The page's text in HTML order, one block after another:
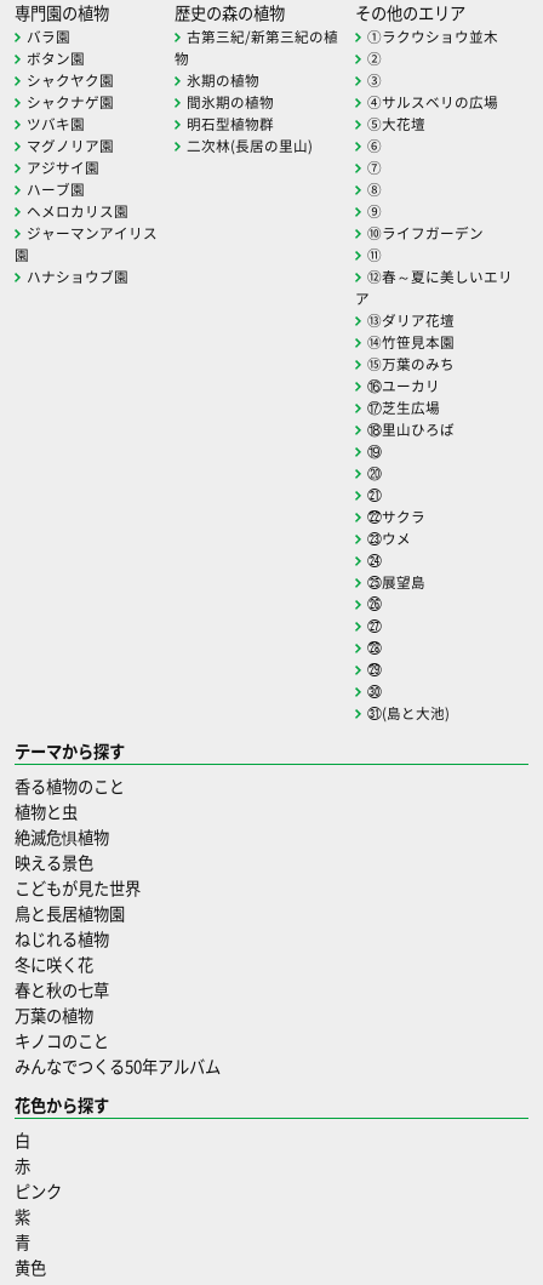
専門園の植物
バラ園
ボタン園
シャクヤク園
シャクナゲ園
ツバキ園
マグノリア園
アジサイ園
ハーブ園
ヘメロカリス園
ジャーマンアイリス
園
ハナショウブ園
歴史の森の植物
古第三紀/新第三紀の植
物
氷期の植物
間氷期の植物
明石型植物群
二次林(長居の里山)
その他のエリア
①ラクウショウ並木
②
③
④サルスベリの広場
⑤大花壇
⑥
⑦
⑧
⑨
⑩ライフガーデン
⑪
⑫春～夏に美しいエリ
ア
⑬ダリア花壇
⑭竹笹見本園
⑮万葉のみち
⑯ユーカリ
⑰芝生広場
⑱里山ひろば
⑲
⑳
㉑
㉒サクラ
㉓ウメ
㉔
㉕展望島
㉖
㉗
㉘
㉙
㉚
㉛(島と大池)
テーマから探す
香る植物のこと
植物と虫
絶滅危惧植物
映える景色
こどもが見た世界
鳥と長居植物園
ねじれる植物
冬に咲く花
春と秋の七草
万葉の植物
キノコのこと
みんなでつくる50年アルバム
花色から探す
白
赤
ピンク
紫
青
黄色